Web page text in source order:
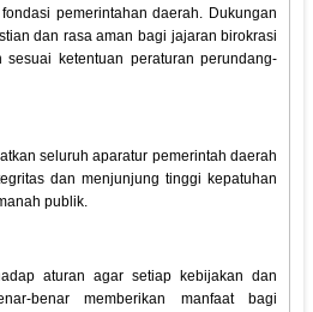
pemerintahan daerah. Dukungan
dan rasa aman bagi jajaran birokrasi
sesuai ketentuan peraturan perundang-
seluruh aparatur pemerintah daerah
dan menjunjung tinggi kepatuhan
publik.
aturan agar setiap kebijakan dan
benar memberikan manfaat bagi